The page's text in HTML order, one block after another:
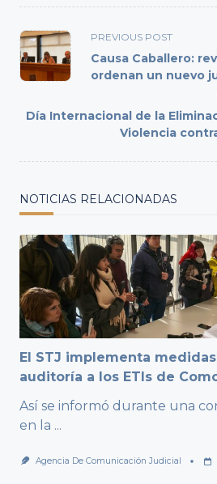
<span
class="nav-
subtitle
reader-
text">Page</span>
PREVIOUS POST
Causa Caballero:
ordenan un nuevo
Día Internacional de la
Violencia
NOTICIAS RELACIONADAS
El STJ implementa
auditoría a los ETIs de
Así se informó durante una
en la ...
Agencia De Comunicación Judicial